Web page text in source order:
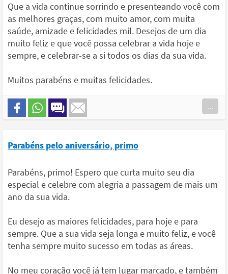
Que a vida continue sorrindo e presenteando você com
as melhores graças, com muito amor, com muita
saúde, amizade e felicidades mil. Desejos de um dia
muito feliz e que você possa celebrar a vida hoje e
sempre, e celebrar-se a si todos os dias da sua vida.
Muitos parabéns e muitas felicidades.
...
Parabéns pelo aniversário, primo
Parabéns, primo! Espero que curta muito seu dia
especial e celebre com alegria a passagem de mais um
ano da sua vida.
Eu desejo as maiores felicidades, para hoje e para
sempre. Que a sua vida seja longa e muito feliz, e você
tenha sempre muito sucesso em todas as áreas.
No meu coração você já tem lugar marcado, e também